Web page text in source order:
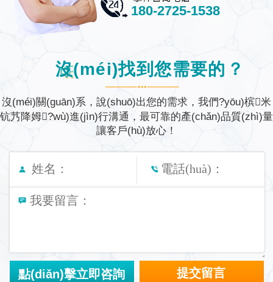
180-2725-1538
沒(méi)找到您需要的？
沒(méi)關(guān)系，說(shuō)出您的需求，我們?yōu)槟米
钪艿降姆?wù)進(jìn)行溝通， 最可靠的產(chǎn)品質(zhì)量
讓客戶(hù)放心！
點(diǎn)擊立即咨詢